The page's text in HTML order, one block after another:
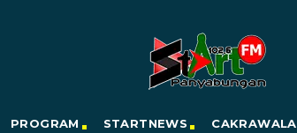
PROGRAM STARTNEWS CAKRAWALA